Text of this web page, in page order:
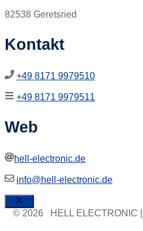
82538 Geretsried
Kontakt
+49 8171 9979510
+49 8171 9979511
Web
hell-electronic.de
info@hell-electronic.de
Schließen
© 2026 HELL ELECTRONIC |